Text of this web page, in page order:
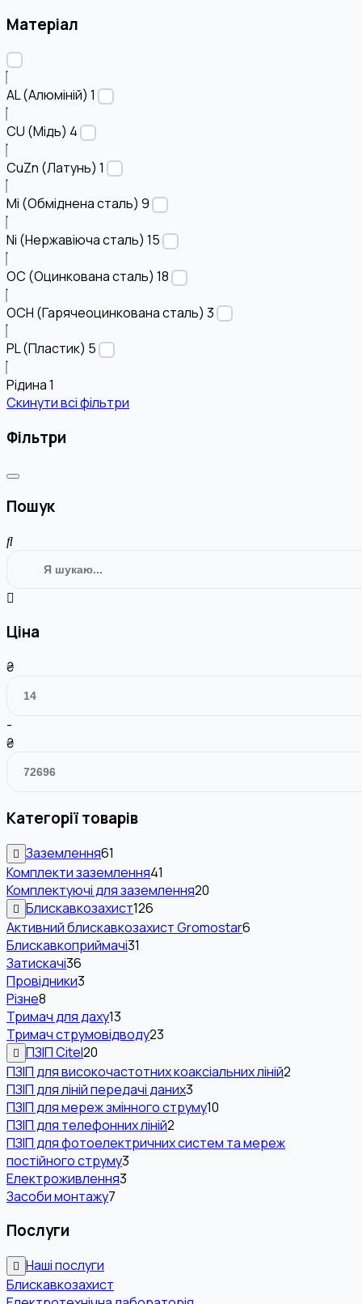
Матеріал
AL (Алюміній) 1
CU (Мідь) 4
CuZn (Латунь) 1
Mi (Обміднена сталь) 9
Ni (Нержавіюча сталь) 15
OC (Оцинкована сталь) 18
OCH (Гарячеоцинкована сталь) 3
PL (Пластик) 5
Рідина1
Скинути всі фільтри
Фільтри
Пошук
Ціна
₴
-
₴
Категорії товарів
Заземлення61
Комплекти заземлення41
Комплектуючі для заземлення20
Блискавкозахист126
Активний блискавкозахист Gromostar6
Блискавкоприймачі31
Затискачі36
Провідники3
Різне8
Тримач для даху13
Тримач струмовідводу23
ПЗІП Citel20
ПЗІП для високочастотних коаксіальних ліній2
ПЗІП для ліній передачі даних3
ПЗІП для мереж змінного струму10
ПЗІП для телефонних ліній2
ПЗІП для фотоелектричних систем та мереж
постійного струму3
Електроживлення3
Засоби монтажу7
Послуги
Наші послуги
Блискавкозахист